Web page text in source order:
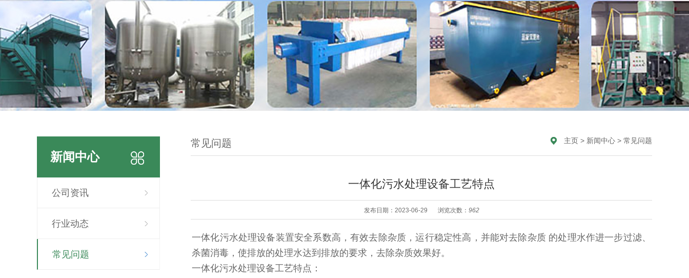
新闻中心
公司资讯
行业动态
常见问题
主页 > 新闻中心 > 常见问题
常见问题
一体化污水处理设备工艺特点
发布日期：2023-06-29 浏览次数： 962
一体化污水处理设备装置安全系数高，有效去除杂质，运行稳定性高，并能对去除杂质 的处理水作进一步过滤、
杀菌消毒，使排放的处理水达到排放的要求，去除杂质效果好。
一体化污水处理设备工艺特点：